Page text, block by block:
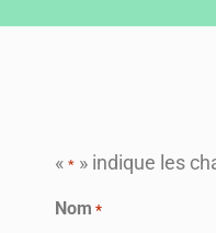
« * » indique les
Nom *